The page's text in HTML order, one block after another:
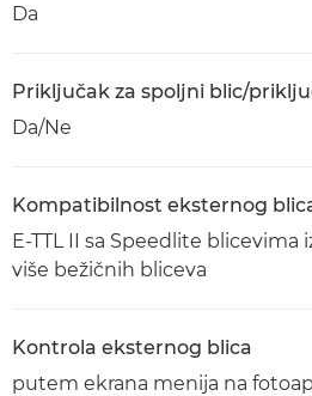
Da
Priključak za spoljni blic/
Da/Ne
Kompatibilnost eksternog
E-TTL II sa Speedlite blicevima
više bežičnih bliceva
Kontrola eksternog blica
putem ekrana menija na